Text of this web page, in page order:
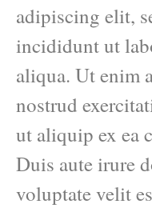
adipiscing elit,
incididunt ut
aliqua. Ut enim
nostrud
ut aliquip ex ea
Duis aute irure
voluptate velit